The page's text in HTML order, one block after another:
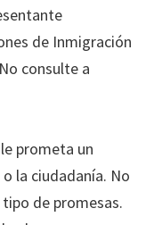
de Inmigración
consulte a
prometa un
la ciudadanía. No
de promesas.